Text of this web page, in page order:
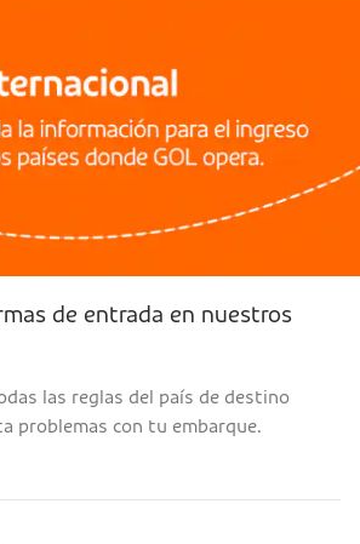
de entrada en nuestros
las reglas del país de destino
problemas con tu embarque.